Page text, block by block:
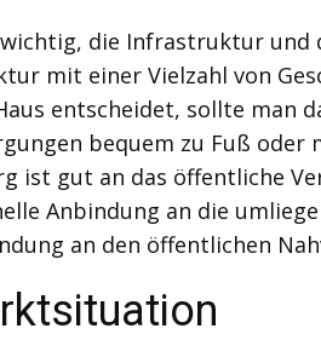
die Infrastruktur
mit einer Vielzahl von
entscheidet, sollte man
bequem zu Fuß
ist gut an das öffentliche
Anbindung an die
an den öffentlichen